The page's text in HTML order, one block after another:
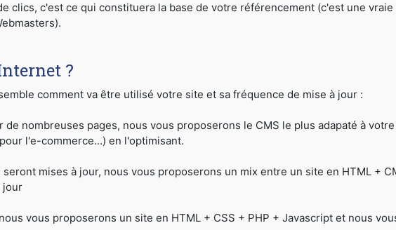
clics, c'est ce qui constituera la base de votre référencement (c'est une
?
comment va être utilisé votre site et sa fréquence de mise à jour :
nombreuses pages, nous vous proposerons le CMS le plus adapaté à
l'e-commerce...) en l'optimisant.
mises à jour, nous vous proposerons un mix entre un site en HTML +
jour
vous proposerons un site en HTML + CSS + PHP + Javascript et nous